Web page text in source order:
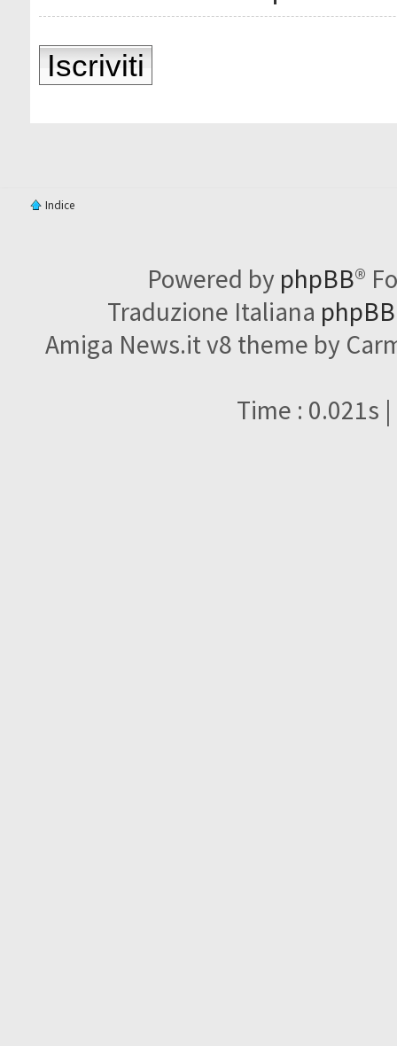
Iscriviti
Indice
Powered by phpBB®
Traduzione Italiana
Amiga News.it v8 theme by
Time : 0.021s